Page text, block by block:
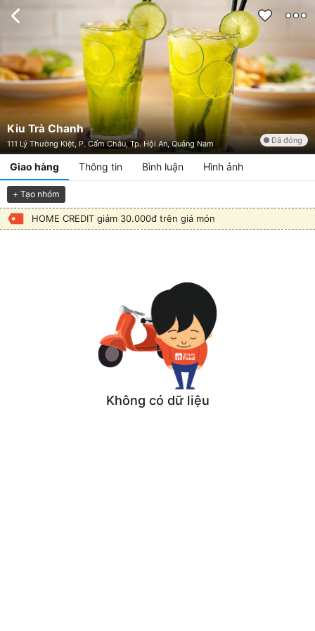
Kiu Trà Chanh
111 Lý Thường Kiệt, P. Cẩm Châu, Tp. Hội An, Quảng Nam Đã đóng
Giao hàng Thông tin Bình luận Hình ảnh
+ Tạo nhóm
HOME CREDIT giảm 30.000đ trên giá món
Không có dữ liệu